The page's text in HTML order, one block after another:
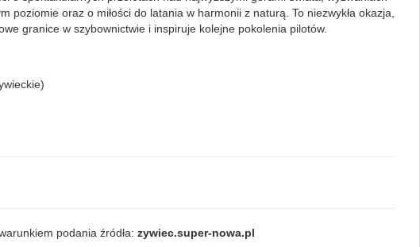
poziomie oraz o miłości do latania w harmonii z naturą. To niezwykła okazja,
granice w szybownictwie i inspiruje kolejne pokolenia pilotów.
podania źródła: zywiec.super-nowa.pl